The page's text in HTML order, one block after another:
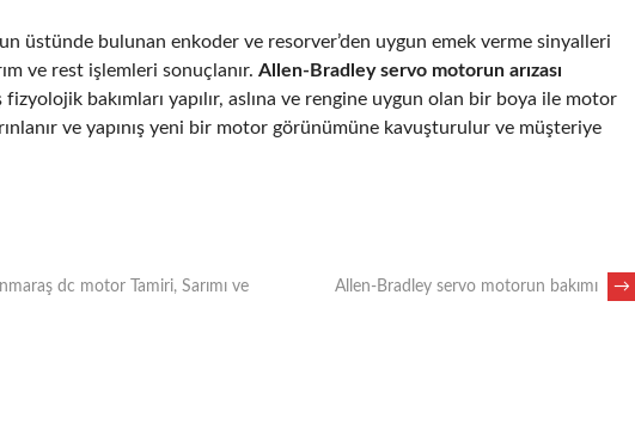
üstünde bulunan enkoder ve resorver’den uygun emek verme sinyalleri
ve rest işlemleri sonuçlanır. Allen-Bradley servo motorun arızası
fizyolojik bakımları yapılır, aslına ve rengine uygun olan bir boya ile motor
ve yapınış yeni bir motor görünümüne kavuşturulur ve müşteriye
dc motor Tamiri, Sarımı ve
Allen-Bradley servo motorun bakımı →